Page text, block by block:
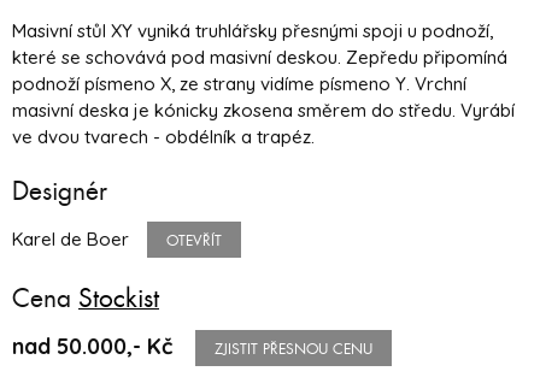
Masivní stůl XY vyniká truhlářsky přesnými spoji u podnoží,
které se schovává pod masivní deskou. Zepředu připomíná
podnoží písmeno X, ze strany vidíme písmeno Y. Vrchní
masivní deska je kónicky zkosena směrem do středu. Vyrábí
ve dvou tvarech - obdélník a trapéz.
Designér
Karel de Boer OTEVŘÍT
Cena Stockist
nad 50.000,- Kč ZJISTIT PŘESNOU CENU